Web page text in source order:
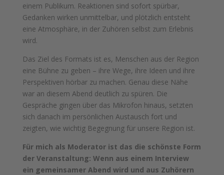
einem Publikum. Reaktionen sind sofort spürbar,
Gedanken wirken unmittelbar, und plötzlich entsteht
eine Atmosphäre, in der Zuhören selbst zum Erlebnis
wird.
Das Ziel des Formats ist es, Menschen aus der Region
eine Bühne zu geben – ihre Wege, ihre Ideen und ihre
Perspektiven hörbar zu machen. Genau diese Nähe
war an diesem Abend deutlich zu spüren. Die
Gespräche gingen über das Mikrofon hinaus, setzten
sich danach im persönlichen Austausch fort und
zeigten, wie wichtig Begegnung für unsere Region ist.
Für mich als Moderator ist das die schönste Form
der Veranstaltung: Wenn aus einem Interview
ein gemeinsamer Abend wird und aus Zuhörern